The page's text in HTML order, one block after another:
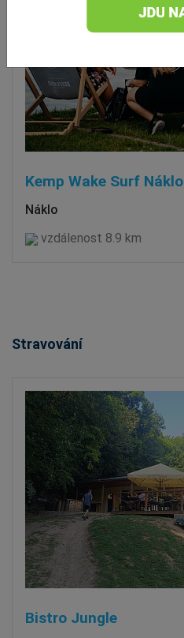
Kemp Wake Surf Náklo
Náklo
vzdálenost 8.9 km
Stravování
Bistro Jungle